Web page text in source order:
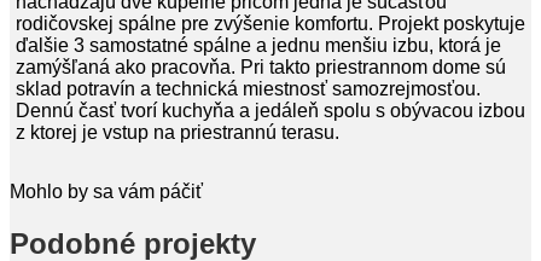
rodičovskej spálne pre zvýšenie komfortu. Projekt poskytuje
ďalšie 3 samostatné spálne a jednu menšiu izbu, ktorá je
zamýšľaná ako pracovňa. Pri takto priestrannom dome sú
sklad potravín a technická miestnosť samozrejmosťou.
Dennú časť tvorí kuchyňa a jedáleň spolu s obývacou izbou
z ktorej je vstup na priestrannú terasu.
Mohlo by sa vám páčiť
Podobné projekty